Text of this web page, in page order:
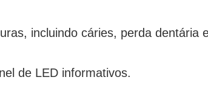
incluindo cáries, perda dentária
de LED informativos.